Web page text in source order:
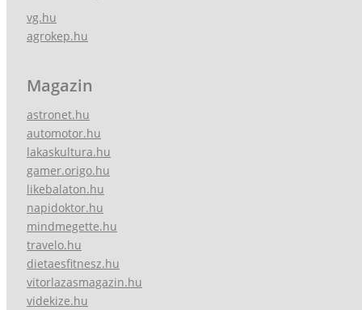
vg.hu
agrokep.hu
Magazin
astronet.hu
automotor.hu
lakaskultura.hu
gamer.origo.hu
likebalaton.hu
napidoktor.hu
mindmegette.hu
travelo.hu
dietaesfitnesz.hu
vitorlazasmagazin.hu
videkize.hu